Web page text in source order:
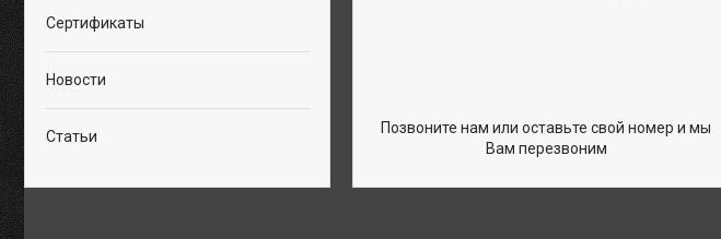
Позвоните нам или оставьте свой номер и мы
Вам перезвоним
Сертификаты
Новости
Статьи